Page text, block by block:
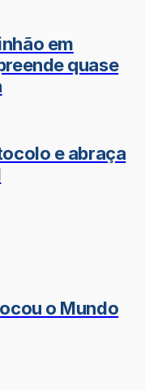
em
quase
e abraça
o Mundo